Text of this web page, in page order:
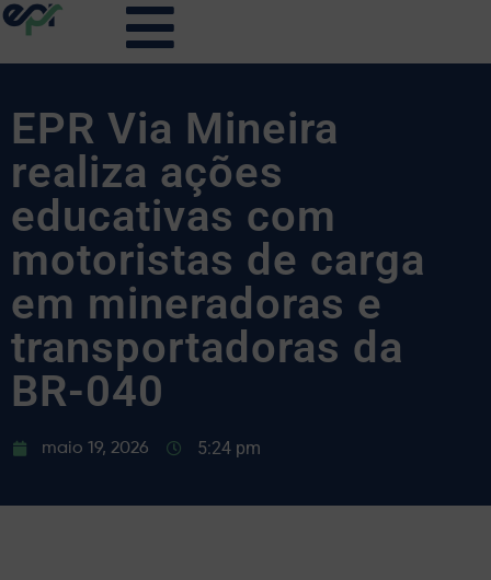
EPR Via Mineira
realiza ações
educativas com
motoristas de carga
em mineradoras e
transportadoras da
BR-040
maio 19, 2026 5:24 pm